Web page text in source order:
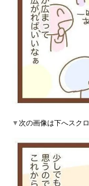
▼次の画像は下へスク